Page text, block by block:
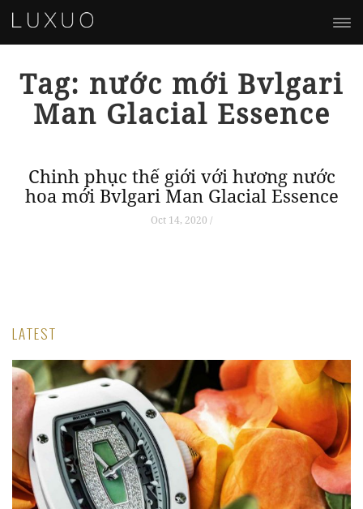
Tag: nước mới Bvlgari
Man Glacial Essence
Chinh phục thế giới với hương nước
hoa mới Bvlgari Man Glacial Essence
Oct 14, 2020 /
LATEST